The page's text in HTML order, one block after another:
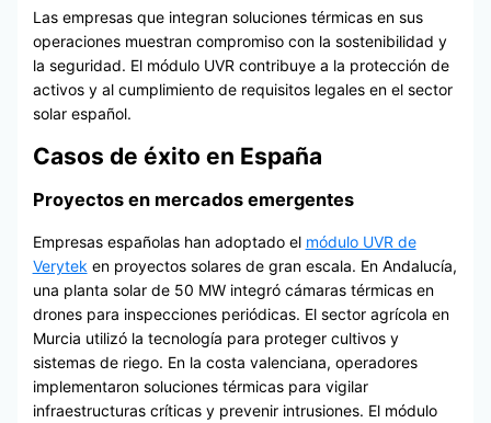
Las empresas que integran soluciones térmicas en sus
operaciones muestran compromiso con la sostenibilidad y
la seguridad. El módulo UVR contribuye a la protección de
activos y al cumplimiento de requisitos legales en el sector
solar español.
Casos de éxito en España
Proyectos en mercados emergentes
Empresas españolas han adoptado el módulo UVR de
Verytek en proyectos solares de gran escala. En Andalucía,
una planta solar de 50 MW integró cámaras térmicas en
drones para inspecciones periódicas. El sector agrícola en
Murcia utilizó la tecnología para proteger cultivos y
sistemas de riego. En la costa valenciana, operadores
implementaron soluciones térmicas para vigilar
infraestructuras críticas y prevenir intrusiones. El módulo